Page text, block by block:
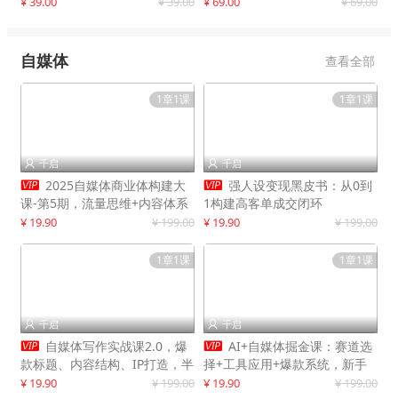
自媒体 查看全部
1章1课
 千启
 2025自媒体商业体构建大
课-第5期，流量思维+内容体系
+变现闭环，打造个人可持续生
¥ 19.90 ¥ 199.00
1章1课
 千启
 强人设变现黑皮书：从0到
1构建高客单成交闭环
¥ 19.90 ¥ 199.00
1章1课
 千启
 自媒体写作实战课2.0，爆
款标题、内容结构、IP打造，半
年复制30万粉月入10万+
¥ 19.90 ¥ 199.00
1章1课
 千启
 AI+自媒体掘金课：赛道选
择+工具应用+爆款系统，新手
快速起步，副业月入8000+
¥ 19.90 ¥ 199.00